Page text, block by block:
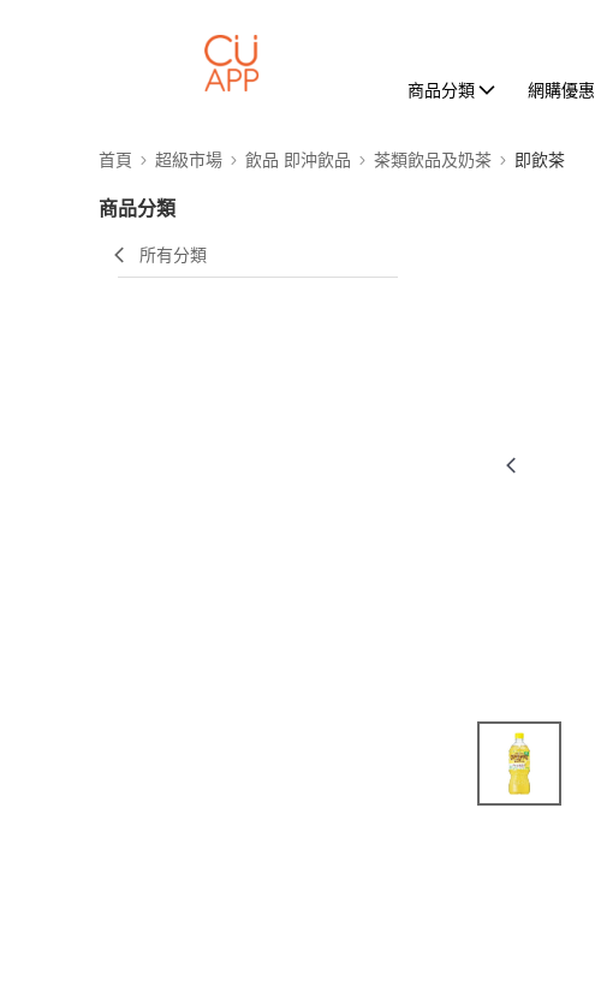
商品分類 網購優惠
首頁 超級市場 飲品 即沖飲品 茶類飲品及奶茶 即飲茶
商品分類
所有分類